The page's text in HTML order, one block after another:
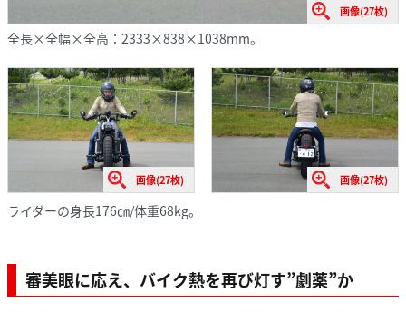
画像(27枚)
全長×全幅×全高：2333×838×1038mm。
画像(27枚) 画像(27枚)
ライダーの身長176㎝/体重68kg。
審美眼に応え、バイク熱を再び灯す”劇薬”か